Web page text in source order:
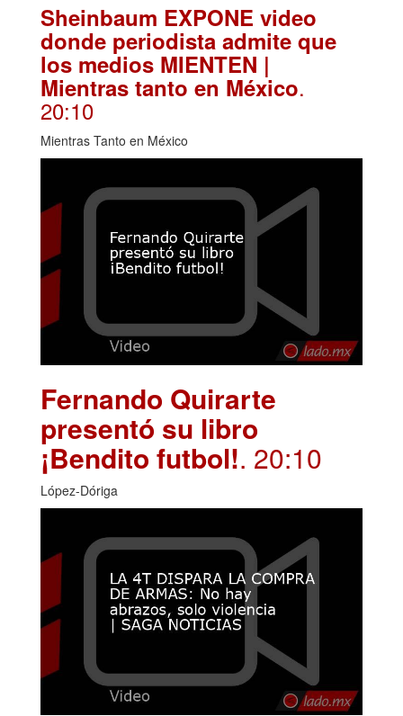
Sheinbaum EXPONE video
donde periodista admite que
los medios MIENTEN |
Mientras tanto en México.
20:10
Mientras Tanto en México
Fernando Quirarte
presentó su libro
¡Bendito futbol!. 20:10
López-Dóriga